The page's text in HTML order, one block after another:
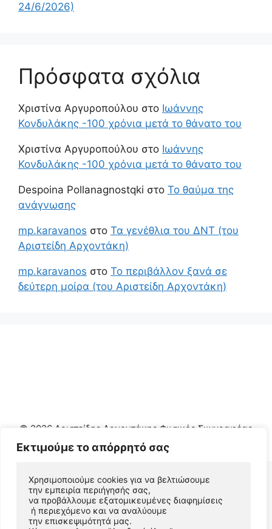
Εκτιμούμε το απόρρητό σας
Χρησιμοποιούμε cookies για να βελτιώσουμε
την εμπειρία περιήγησής σας,
να προβάλλουμε εξατομικευμένες διαφημίσεις
ή περιεχόμενο και να αναλύουμε
την επισκεψιμότητά μας.
24/6/2026)
Πρόσφατα σχόλια
Χριστίνα Αργυροπούλου στο Ιωάννης
Κονδυλάκης -100 χρόνια μετά το θάνατο του
Χριστίνα Αργυροπούλου στο Ιωάννης
Κονδυλάκης -100 χρόνια μετά το θάνατο του
Despoina Pollanagnostqki στο Το θαύμα της
ανάγνωσης
mp.karavanos στο Τα γενέθλια του ΔΝΤ (του
Αριστείδη Αρχοντάκη)
mp.karavanos στο Το περιβάλλον ξανά σε
δεύτερη μοίρα (του Αριστείδη Αρχοντάκη)
© 2026 Αριστείδης Αρχοντάκης Φυσικός Συγγραφέας
• Φτιαγμένο με
GeneratePress